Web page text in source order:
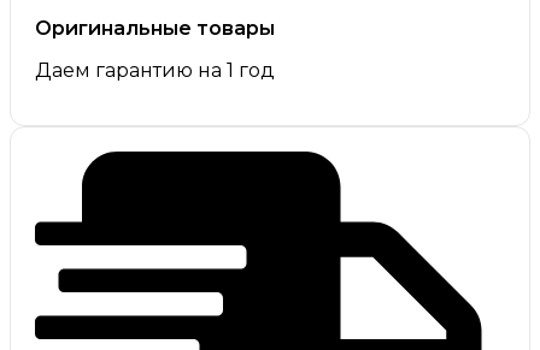
Оригинальные товары
Даем гарантию на 1 год